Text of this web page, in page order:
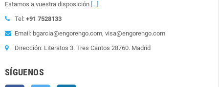
Estamos a vuestra disposición [...]
Tel: +91 7528133
Email: bgarcia@engorengo.com, visa@engorengo.com
Dirección: Literatos 3. Tres Cantos 28760. Madrid
SÍGUENOS